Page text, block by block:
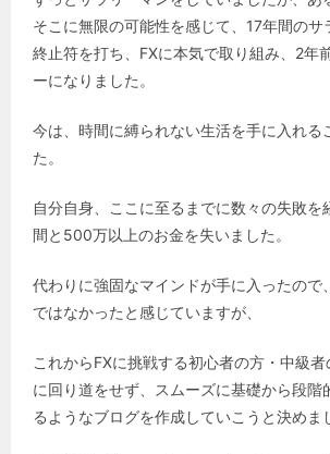
そこに無限の可能性を感じて、17年間のサ
終止符を打ち、FXに本気で取り組み、2年
ーになりました。
今は、時間に縛られない生活を手に入れる
た。
自分自身、ここに至るまでに数々の失敗を
間と500万以上のお金を失いました。
代わりに強固なマインドが手に入ったので
ではなかったと感じていますが、
これからFXに挑戦する初心者の方・中級者
に回り道をせず、スムーズに基礎から段階
るようなブログを作成していこうと決めま